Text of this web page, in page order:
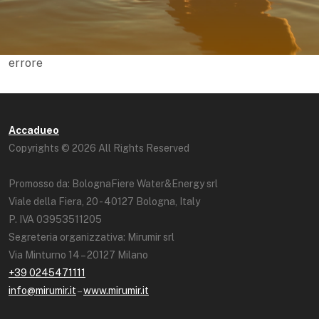
errore
Accadueo
Copyrights © 2026 All Rights Reserved
Promosso da: BolognaFiere Water&Energy srl
Viale della Fiera, 20 - 40127 Bologna, Italy
P. IVA 03953511205
Segreteria organizzativa: Mirumir srl
Via Minturno 14 – 20127 Milano
+39 0245471111
info@mirumir.it–www.mirumir.it